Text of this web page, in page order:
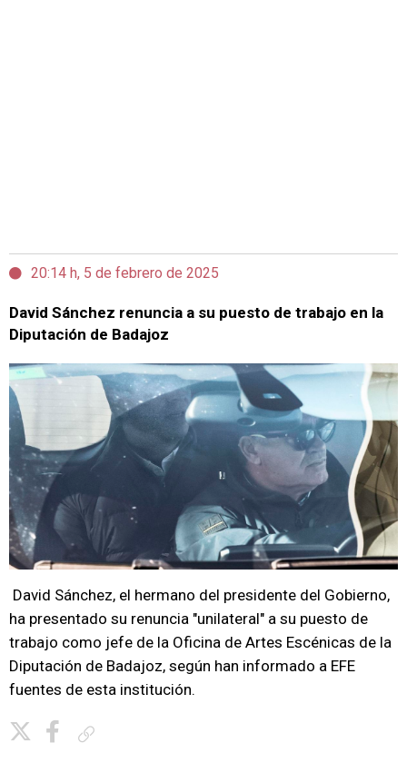
20:14 h, 5 de febrero de 2025
David Sánchez renuncia a su puesto de trabajo en la
Diputación de Badajoz
David Sánchez, el hermano del presidente del Gobierno,
ha presentado su renuncia "unilateral" a su puesto de
trabajo como jefe de la Oficina de Artes Escénicas de la
Diputación de Badajoz, según han informado a EFE
fuentes de esta institución.